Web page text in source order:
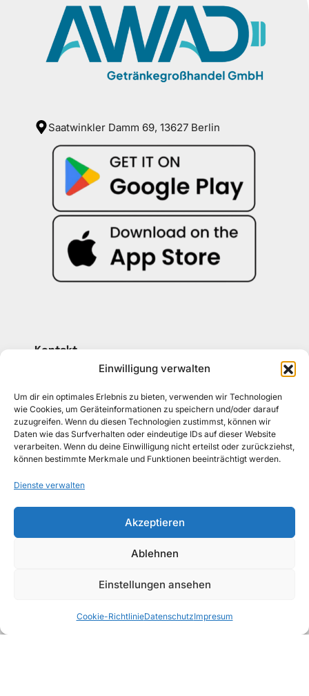
Einwilligung verwalten
Um dir ein optimales Erlebnis zu bieten, verwenden wir Technologien
wie Cookies, um Geräteinformationen zu speichern und/oder darauf
zuzugreifen. Wenn du diesen Technologien zustimmst, können wir
Daten wie das Surfverhalten oder eindeutige IDs auf dieser Website
verarbeiten. Wenn du deine Einwilligung nicht erteilst oder zurückziehst,
können bestimmte Merkmale und Funktionen beeinträchtigt werden.
Dienste verwalten
Akzeptieren
Ablehnen
Einstellungen ansehen
Cookie-RichtlinieDatenschutzImpresum
Saatwinkler Damm 69, 13627 Berlin
Kontakt
030 30 34 22 77
Unsere Richtlinien
ALLGEMEINE GESCHÄFTSBEDINGUNGEN
WIDERRUFSBELEHRUNG
PüreeMix
Bartools
Snacks
Fruchtsäfte
Wasser Softdrinks